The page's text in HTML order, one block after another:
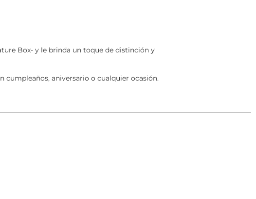
Box- y le brinda un toque de distinción y
cumpleaños, aniversario o cualquier ocasión.